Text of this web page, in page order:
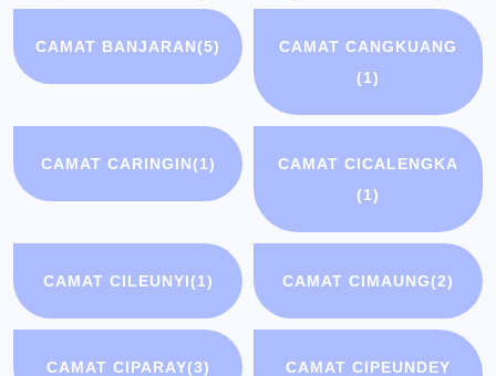
CAMAT BANJARAN(5)
CAMAT CANGKUANG
(1)
CAMAT CARINGIN(1)
CAMAT CICALENGKA
(1)
CAMAT CILEUNYI(1) CAMAT CIMAUNG(2)
CAMAT CIPARAY(3)
CAMAT CIPEUNDEY